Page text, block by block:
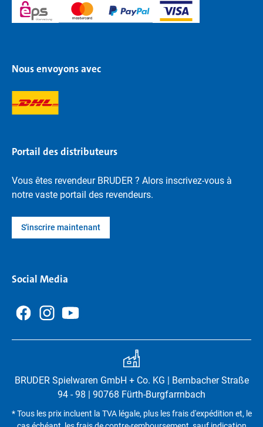
Nous envoyons avec
Portail des distributeurs
Vous êtes revendeur BRUDER ? Alors inscrivez-vous à
notre vaste portail des revendeurs.
S'inscrire maintenant
Social Media
BRUDER Spielwaren GmbH + Co. KG | Bernbacher Straße
94 - 98 | 90768 Fürth-Burgfarrnbach
* Tous les prix incluent la TVA légale, plus les frais d'expédition et, le